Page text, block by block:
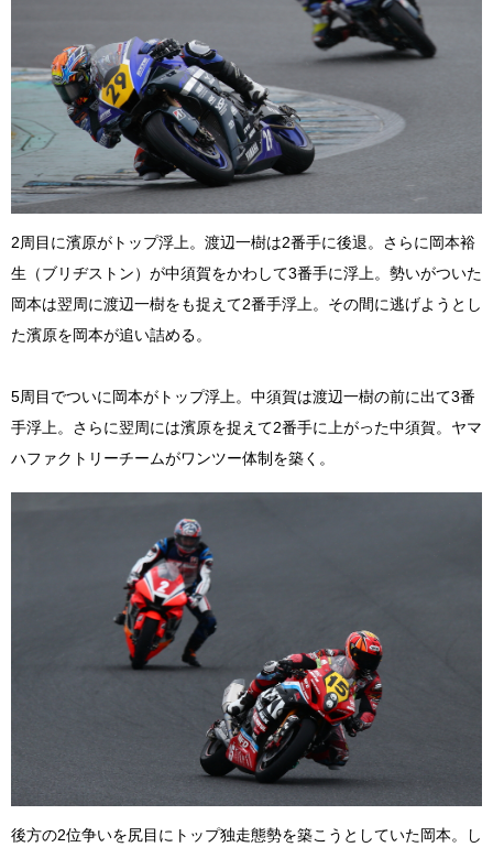
2周目に濱原がトップ浮上。渡辺一樹は2番手に後退。さらに岡本裕
生（ブリヂストン）が中須賀をかわして3番手に浮上。勢いがついた
岡本は翌周に渡辺一樹をも捉えて2番手浮上。その間に逃げようとし
た濱原を岡本が追い詰める。
5周目でついに岡本がトップ浮上。中須賀は渡辺一樹の前に出て3番
手浮上。さらに翌周には濱原を捉えて2番手に上がった中須賀。ヤマ
ハファクトリーチームがワンツー体制を築く。
後方の2位争いを尻目にトップ独走態勢を築こうとしていた岡本。し